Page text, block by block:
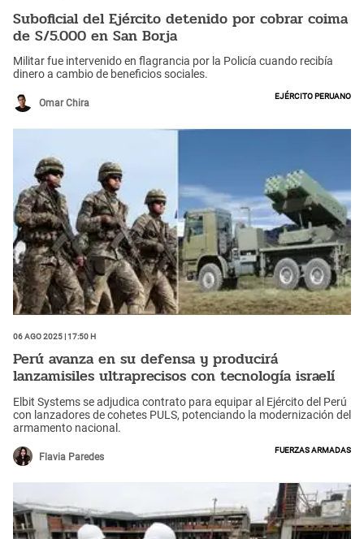
Suboficial del Ejército detenido por cobrar coima
de S/5.000 en San Borja
Militar fue intervenido en flagrancia por la Policía cuando recibía
dinero a cambio de beneficios sociales.
Omar Chira
Ejército Peruano
06 Ago 2025 | 17:50 h
Perú avanza en su defensa y producirá
lanzamisiles ultraprecisos con tecnología israelí
Elbit Systems se adjudica contrato para equipar al Ejército del Perú
con lanzadores de cohetes PULS, potenciando la modernización del
armamento nacional.
Flavia Paredes
Fuerzas Armadas